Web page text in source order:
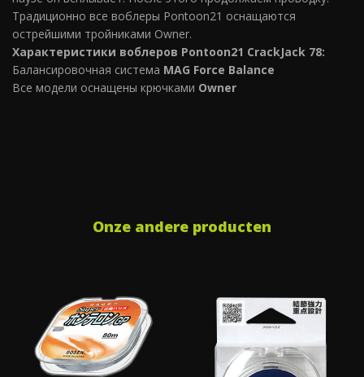
Традиционно все воблеры Pontoon21 оснащаются
острейшими тройниками Owner.
Характеристики воблеров Pontoon21 CrackJack 78:
Балансировочная система MAG Force Balance
Все модели оснащены крючками Owner
Onze andere producten